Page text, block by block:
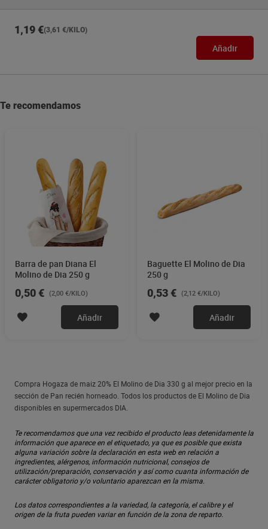
1,19 €(3,61 €/KILO)
Añadir
Te recomendamos
Barra de pan Diana El
Molino de Dia 250 g
0,50 € (2,00 €/KILO)
Añadir
Baguette El Molino de Dia
250 g
0,53 € (2,12 €/KILO)
Añadir
Compra Hogaza de maiz 20% El Molino de Dia 330 g al mejor precio en la
sección de Pan recién horneado. Todos los productos de El Molino de Dia
disponibles en supermercados DIA.
Te recomendamos que una vez recibido el producto leas detenidamente la
información que aparece en el etiquetado, ya que es posible que exista
alguna variación sobre la declaración en esta web en relación a
ingredientes, alérgenos, información nutricional, consejos de
utilización/preparación, conservación y así como cuanta información de
carácter obligatorio y/o voluntario aparezcan en la misma.
Los datos correspondientes a la variedad, la categoría, el calibre y el
origen de la fruta pueden variar en función de la zona de reparto.